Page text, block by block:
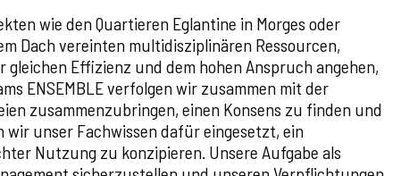
wie den Quartieren Eglantine in Morges oder
Dach vereinten multidisziplinären Ressourcen,
Effizienz und dem hohen Anspruch angehen,
ENSEMBLE verfolgen wir zusammen mit der
zusammenzubringen, einen Konsens zu finden und
wir unser Fachwissen dafür eingesetzt, ein
Nutzung zu konzipieren. Unsere Aufgabe als